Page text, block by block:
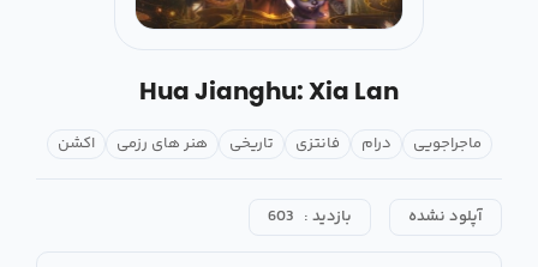
Hua Jianghu: Xia Lan
ماجراجویی درام فانتزی تاریخی هنر های رزمی اکشن
آپلود نشده بازدید : 603